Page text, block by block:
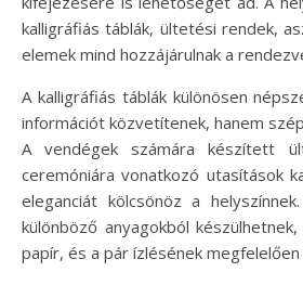
kalligráfiás táblák, ültetési rendek,
elemek mind hozzájárulnak a
A kalligráfiás táblák különösen
információt közvetítenek, hanem
A vendégek számára készített
ceremóniára vonatkozó utasítások
eleganciát kölcsönöz a
különböző anyagokból
papír, és a pár ízlésének